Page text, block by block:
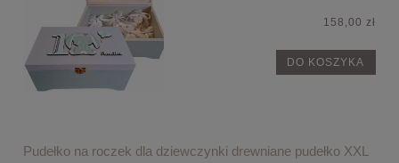
158,00 zł
DO KOSZYKA
Pudełko na roczek dla dziewczynki drewniane pudełko XXL